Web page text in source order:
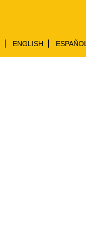
ENGLISH ESPAÑOL